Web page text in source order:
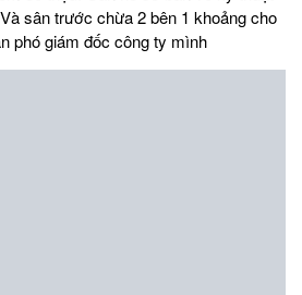
sân trước chừa 2 bên 1 khoảng cho
phó giám đốc công ty mình